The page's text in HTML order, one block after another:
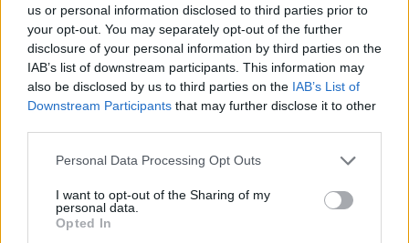
us or personal information disclosed to third parties prior to
your opt-out. You may separately opt-out of the further
disclosure of your personal information by third parties on the
IAB’s list of downstream participants. This information may
also be disclosed by us to third parties on the IAB’s List of
Downstream Participants that may further disclose it to other
Personal Data Processing Opt Outs
I want to opt-out of the Sharing of my
personal data.
Opted In
Impresszum
Szerzői jogok
Adatvédelmi tájékoztató
Cookie-kezelési tájékoztató
Hozzászólási szabályzat
Nyomtatott lapjaink archívuma
Székely Hírmondó archívuma